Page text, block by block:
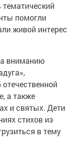
помогли
живой интерес
вниманию
а также
и святых. Дети
стихов из
в тему